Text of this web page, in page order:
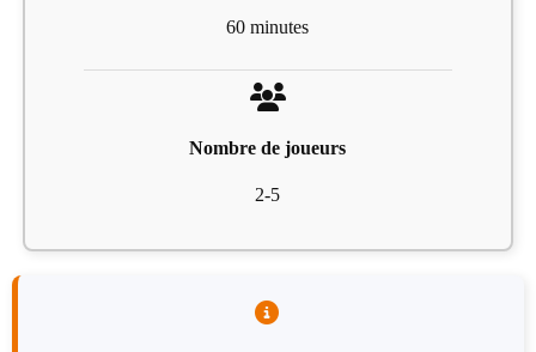
60 minutes
Nombre de joueurs
2-5